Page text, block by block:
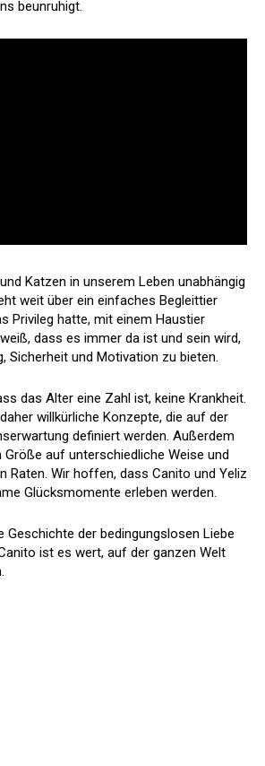
beunruhigt.
Katzen in unserem Leben unabhängig
weit über ein einfaches Begleittier
Privileg hatte, mit einem Haustier
dass es immer da ist und sein wird,
Sicherheit und Motivation zu bieten.
das Alter eine Zahl ist, keine Krankheit.
willkürliche Konzepte, die auf der
definiert werden. Außerdem
Größe auf unterschiedliche Weise und
Raten. Wir hoffen, dass Canito und Yeliz
Glücksmomente erleben werden.
Geschichte der bedingungslosen Liebe
ist es wert, auf der ganzen Welt